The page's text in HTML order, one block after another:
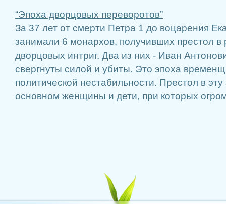
“Эпоха дворцовых переворотов”
За 37 лет от смерти Петра 1 до воцарения
занимали 6 монархов, получивших престол в
дворцовых интриг. Два из них - Иван
свергнуты силой и убиты. Это эпоха
политической нестабильности. Престол в
основном женщины и дети, при которых